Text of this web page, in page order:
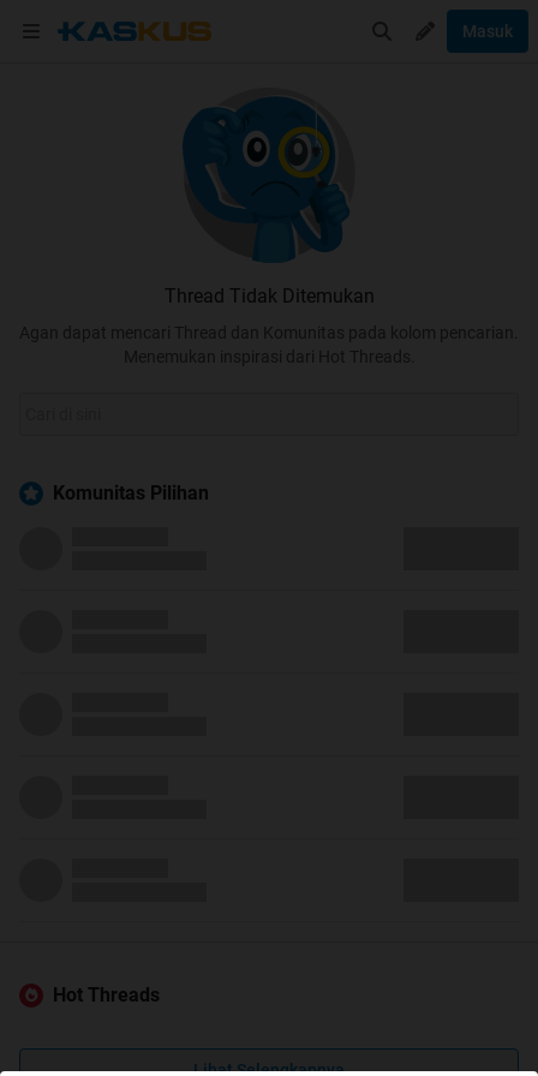
Masuk
Thread Tidak Ditemukan
Agan dapat mencari Thread dan Komunitas pada kolom pencarian.
Menemukan inspirasi dari Hot Threads.
Komunitas Pilihan
Hot Threads
Lihat Selengkapnya